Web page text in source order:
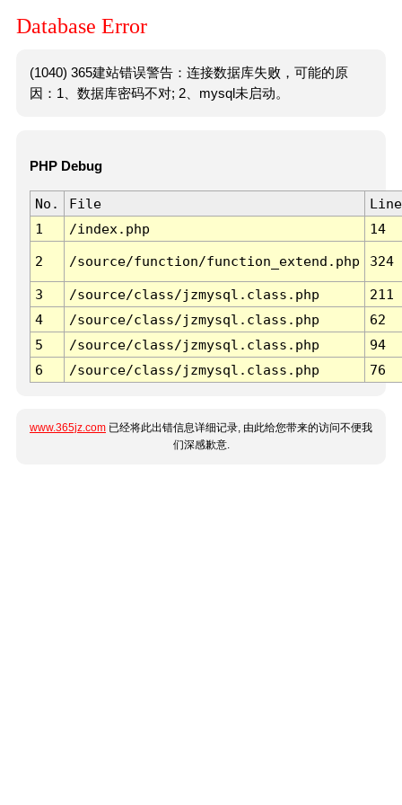
Database Error
(1040) 365建站错误警告：连接数据库失败，可能的原
因：1、数据库密码不对; 2、mysql未启动。
PHP Debug
No. File
Line
1
/index.php 14
2 /source/function/function_extend.php 324
3 /source/class/jzmysql.class.php
211
4
/source/class/jzmysql.class.php
62
5
/source/class/jzmysql.class.php
94
6
/source/class/jzmysql.class.php 76
www.365jz.com 已经将此出错信息详细记录, 由此给您带来的访问不便我
们深感歉意.